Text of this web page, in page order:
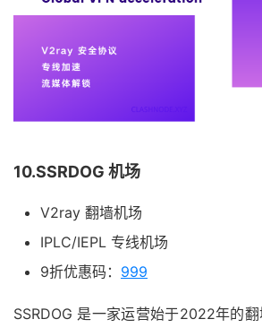
10.SSRDOG 机场
V2ray 翻墙机场
IPLC/IEPL 专线机场
9折优惠码： 999
SSRDOG 是一家运营始于2022年的